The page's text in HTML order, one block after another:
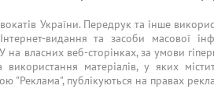
України. Передрук та інше
видання та засоби масової
на власних веб-сторінках, за умови
матеріалів, у яких
"Реклама", публікуються на правах